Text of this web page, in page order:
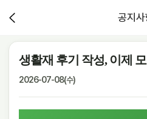
공지
생활재 후기 작성, 이제
2026-07-08(수)